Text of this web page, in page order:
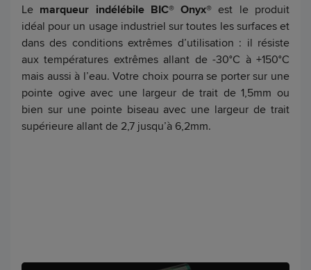
Le marqueur indélébile BIC® Onyx® est le produit
idéal pour un usage industriel sur toutes les surfaces et
dans des conditions extrêmes d’utilisation : il résiste
aux températures extrêmes allant de -30°C à +150°C
mais aussi à l’eau. Votre choix pourra se porter sur une
pointe ogive avec une largeur de trait de 1,5mm ou
bien sur une pointe biseau avec une largeur de trait
supérieure allant de 2,7 jusqu’à 6,2mm.